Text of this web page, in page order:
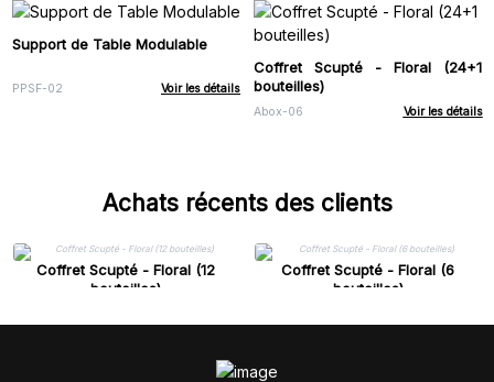
Support de Table Modulable
PPSF-02 Voir les détails
Coffret Scupté - Floral (24+1
bouteilles)
Abox-06 Voir les détails
Achats récents des clients
Coffret Scupté - Floral (12
bouteilles)
Coffret Scupté - Floral (6
bouteilles)